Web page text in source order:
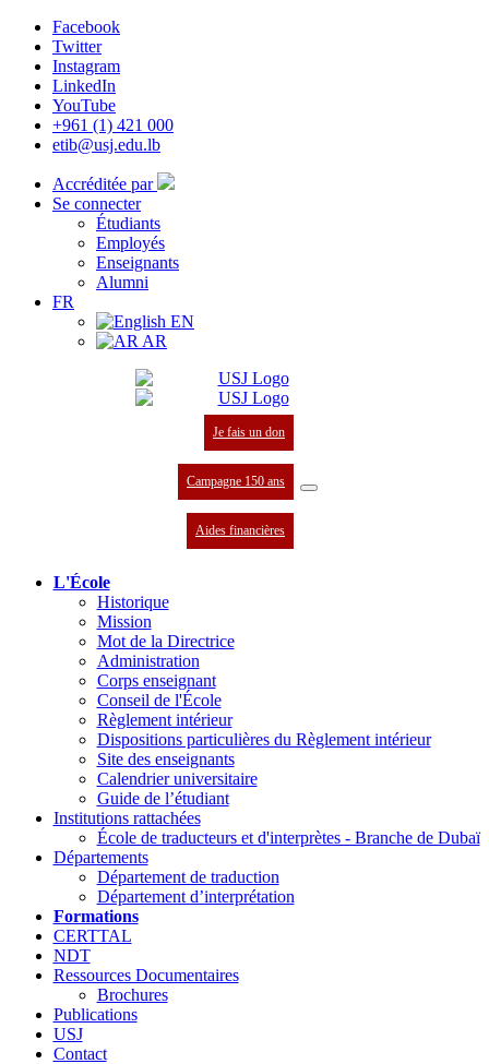
Facebook
Twitter
Instagram
LinkedIn
YouTube
+961 (1) 421 000
etib@usj.edu.lb
Accréditée par
Se connecter
Étudiants
Employés
Enseignants
Alumni
FR
EN
AR
Je fais un don
Campagne 150 ans
Aides financières
L'École
Historique
Mission
Mot de la Directrice
Administration
Corps enseignant
Conseil de l'École
Règlement intérieur
Dispositions particulières du Règlement intérieur
Site des enseignants
Calendrier universitaire
Guide de l’étudiant
Institutions rattachées
École de traducteurs et d'interprètes - Branche de Dubaï
Départements
Département de traduction
Département d’interprétation
Formations
CERTTAL
NDT
Ressources Documentaires
Brochures
Publications
USJ
Contact